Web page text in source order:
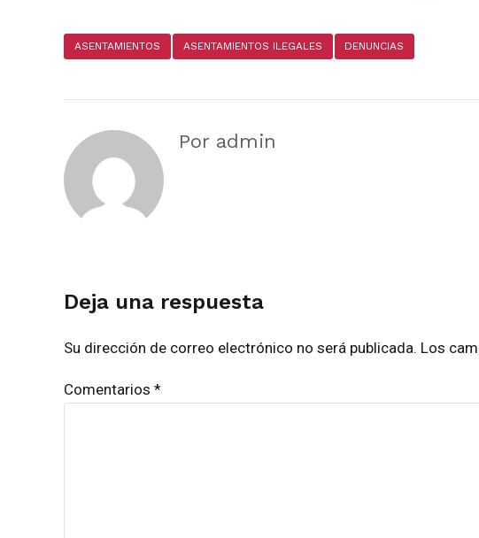
ASENTAMIENTOS ASENTAMIENTOS ILEGALES DENUNCIAS
Por admin
Deja una respuesta
Su dirección de correo electrónico no será publicada. Los
Comentarios *